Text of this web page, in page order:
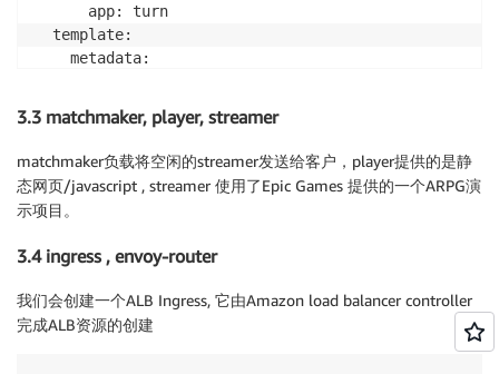
      app: turn
  template:
    metadata:
      labels:
        app: turn
        app.kubernetes.io/name: turn
        app.kubernetes.io/part-of: ue4-on-eks
        app.kubernetes.io/version: 0.0.1
    spec:
      affinity:
        nodeAffinity:
3.3 matchmaker, player, streamer
matchmaker负载将空闲的streamer发送给客户，player提供的是静
态网页/javascript , streamer 使用了Epic Games 提供的一个ARPG演
示项目。
3.4 ingress , envoy-router
我们会创建一个ALB Ingress, 它由Amazon load balancer controller
完成ALB资源的创建